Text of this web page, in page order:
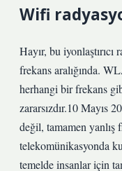
Wifi
Hayır, bu
frekans aralığında.
herhangi bir frekans
zararsızdır.10 Mayıs
değil, tamamen yanlış
telekomünikasyonda
temelde insanlar için